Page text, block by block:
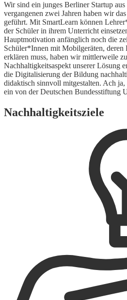
Wir sind ein junges Berliner Startup
vergangenen zwei Jahren haben wir
geführt. Mit SmartLearn können
der Schüler in ihrem Unterricht
Hauptmotivation anfänglich noch die
Schüler*Innen mit Mobilgeräten, deren
erklären muss, haben wir mittlerweile
Nachhaltigkeitsaspekt unserer Lösung
die Digitalisierung der Bildung
didaktisch sinnvoll mitgestalten. Ach
ein von der Deutschen Bundesstiftung
Nachhaltigkeitsziele